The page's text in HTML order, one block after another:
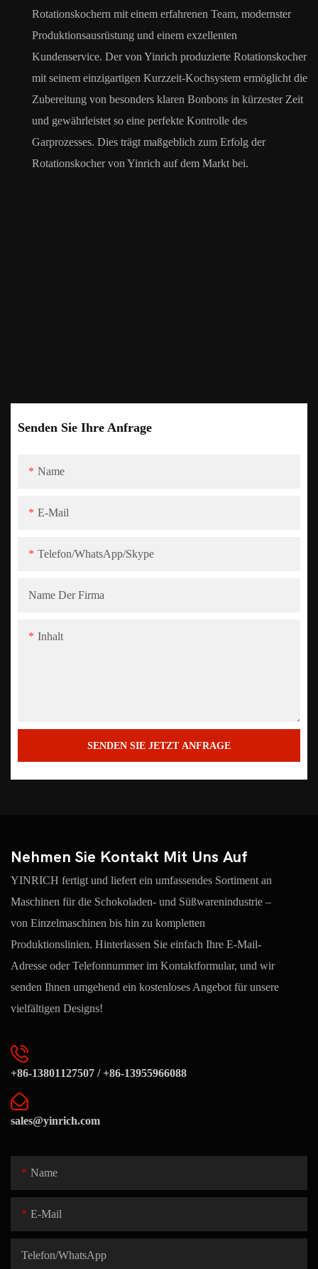
Senden Sie Ihre Anfrage
Name
E-Mail
Telefon/WhatsApp/Skype
Name Der Firma
Inhalt
SENDEN SIE JETZT ANFRAGE
Rotationskochern mit einem erfahrenen Team, modernster
Produktionsausrüstung und einem exzellenten
Kundenservice. Der von Yinrich produzierte Rotationskocher
mit seinem einzigartigen Kurzzeit-Kochsystem ermöglicht die
Zubereitung von besonders klaren Bonbons in kürzester Zeit
und gewährleistet so eine perfekte Kontrolle des
Garprozesses. Dies trägt maßgeblich zum Erfolg der
Rotationskocher von Yinrich auf dem Markt bei.
Nehmen Sie Kontakt Mit Uns Auf
YINRICH fertigt und liefert ein umfassendes Sortiment an
Maschinen für die Schokoladen- und Süßwarenindustrie –
von Einzelmaschinen bis hin zu kompletten
Produktionslinien. Hinterlassen Sie einfach Ihre E-Mail-
Adresse oder Telefonnummer im Kontaktformular, und wir
senden Ihnen umgehend ein kostenloses Angebot für unsere
vielfältigen Designs!
+86-13801127507 / +86-13955966088
sales@yinrich.com
Name
E-Mail
Telefon/WhatsApp